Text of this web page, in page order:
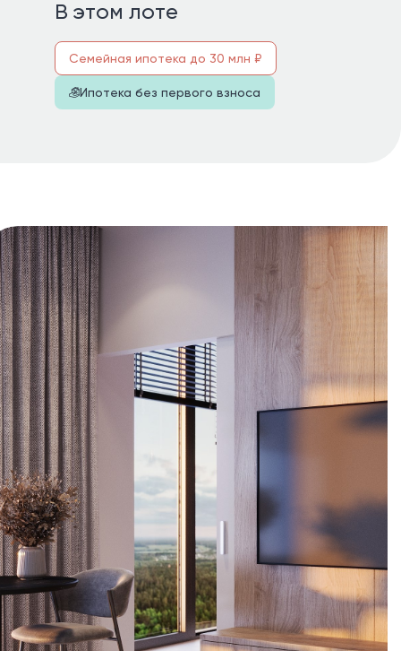
В этом лоте
Ипотека без первого взноса
Семейная ипотека до 30 млн ₽